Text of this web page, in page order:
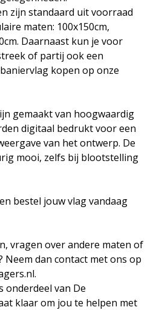
zijn standaard uit voorraad
maten: 100x150cm,
Daarnaast kun je voor
of partij ook een
kopen op onze
gemaakt van hoogwaardig
digitaal bedrukt voor een
van het ontwerp. De
mooi, zelfs bij blootstelling
bestel jouw vlag vandaag
vragen over andere maten of
Neem dan contact met ons op
onderdeel van De
klaar om jou te helpen met